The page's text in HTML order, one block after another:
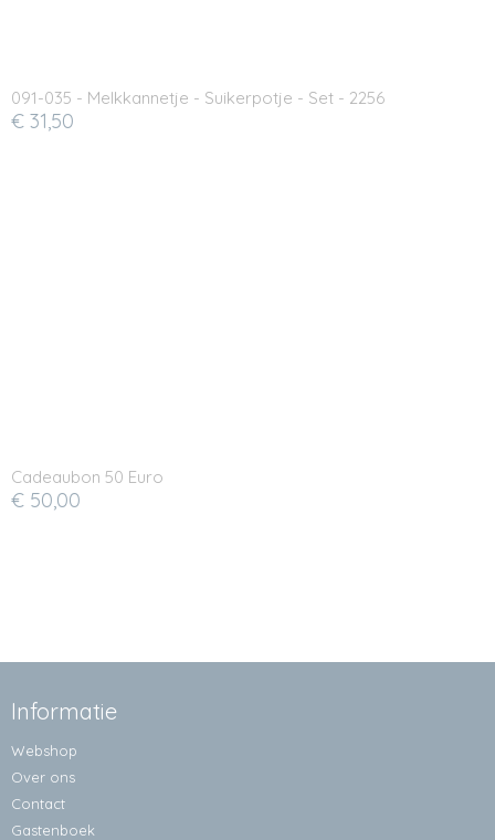
091-035 - Melkkannetje - Suikerpotje - Set - 2256
€ 31,50
Cadeaubon 50 Euro
€ 50,00
Informatie
Webshop
Over ons
Contact
Gastenboek